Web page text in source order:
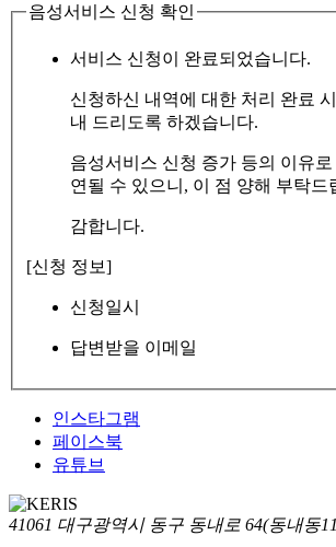
음성서비스 신청 확인
서비스 신청이 완료되었습니다.
신청하신 내역에 대한 처리 완료
내 드리도록 하겠습니다.
음성서비스 신청 증가 등의 이유로
연될 수 있으니, 이 점 양해 부탁드
감합니다.
[신청 정보]
신청일시
답변받을 이메일
인스타그램
페이스북
유튜브
41061 대구광역시 동구 동내로 64(동내동